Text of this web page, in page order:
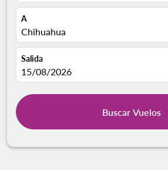
A
Chihuahua
Salida
fc-booking-departure-date-aria-label
15/08/2026
Buscar Vuelos